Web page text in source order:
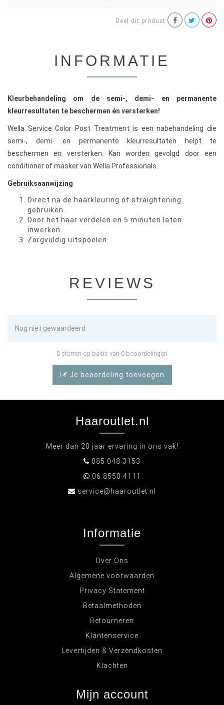
Deel dit product
INFORMATIE
Kleurbehandeling om de semi-, demi- en permanente
kleurresultaten te beschermen én versterken!
Wella Service Color Post Treatment is een nabehandeling die
semi-, demi- en permanente kleurresultaten helpt te
beschermen en versterken. Kan worden gevolgd door een
conditioner of masker van Wella Professionals.
Gebruiksaanwijzing
Direct na de haarkleuring of straightening
gebruiken.
Door het haar verdelen en 5 minuten laten
inwerken.
Zorgvuldig uitspoelen.
REVIEWS
Nog niet gewaardeerd
0 sterren op basis van 0 beoordelingen
Je beoordeling toevoegen
Haaroutlet.nl
Meer dan 20 jaar ervaring in ons vak!
085 048 3153
06 8550 4111
service@haaroutlet.nl
Informatie
Over Ons
Algemene voorwaarden
Privacy Statement
Betaalmethoden
Retourneren
Klantenservice
Levertijden & Verzendkosten
Klachten
Mijn account